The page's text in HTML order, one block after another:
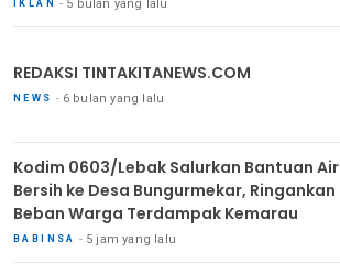
IKLAN 5 bulan yang lalu
REDAKSI TINTAKITANEWS.COM
NEWS 6 bulan yang lalu
Kodim 0603/Lebak Salurkan Bantuan Air
Bersih ke Desa Bungurmekar, Ringankan
Beban Warga Terdampak Kemarau
BABINSA 5 jam yang lalu